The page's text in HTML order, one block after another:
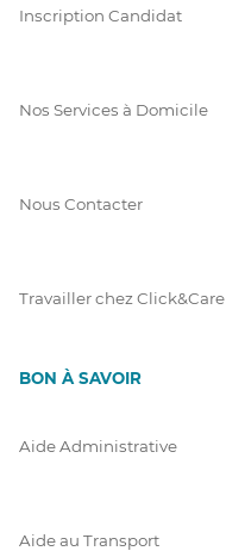
Inscription Candidat
Nos Services à Domicile
Nous Contacter
Travailler chez Click&Care
BON À SAVOIR
Aide Administrative
Aide au Transport